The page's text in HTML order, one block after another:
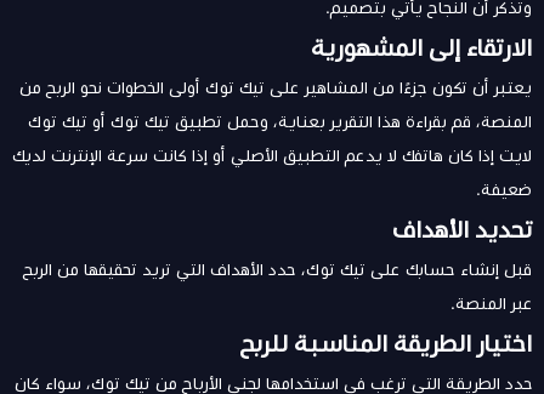
وتذكر أن النجاح يأتي بتصميم.
الارتقاء إلى المشهورية
يعتبر أن تكون جزءًا من المشاهير على تيك توك أولى الخطوات نحو الربح من
المنصة، قم بقراءة هذا التقرير بعناية، وحمل تطبيق تيك توك أو تيك توك
لايت إذا كان هاتفك لا يدعم التطبيق الأصلي أو إذا كانت سرعة الإنترنت لديك
ضعيفة.
تحديد الأهداف
قبل إنشاء حسابك على تيك توك، حدد الأهداف التي تريد تحقيقها من الربح
عبر المنصة.
اختيار الطريقة المناسبة للربح
حدد الطريقة التي ترغب في استخدامها لجني الأرباح من تيك توك، سواء كان